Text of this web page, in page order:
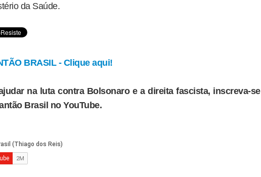
da Saúde.
BRASIL - Clique aqui!
na luta contra Bolsonaro e a direita fascista, inscreva-se
Brasil no YouTube.